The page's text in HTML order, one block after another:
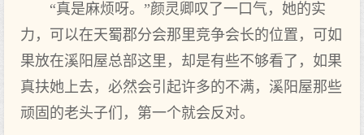
“真是麻烦呀。”颜灵卿叹了一口气，她的实
力，可以在天蜀郡分会那里竞争会长的位置，可如
果放在溪阳屋总部这里，却是有些不够看了，如果
真扶她上去，必然会引起许多的不满，溪阳屋那些
顽固的老头子们，第一个就会反对。